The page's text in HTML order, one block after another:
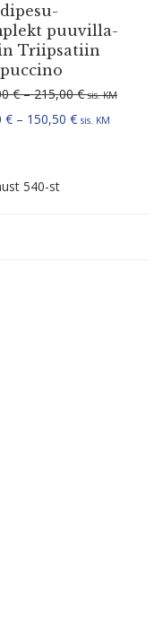
60,90 €
kuni 42,63 €
puuvil­la­
Triip­satiin
€ – 215,00€ sis. KM
€ – 150,50 € sis. KM
540-stSorditud